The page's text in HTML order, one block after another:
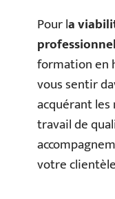
Pour la
professionnel
formation en
vous sentir
acquérant
travail de
votre